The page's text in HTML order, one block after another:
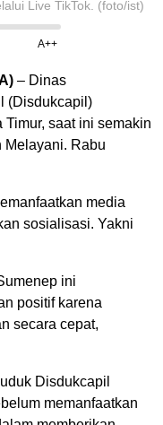
Live TikTok. (foto/ist)
A++
– Dinas
(Disdukcapil)
saat ini semakin
Melayani. Rabu
media
sosialisasi. Yakni
ini
positif karena
secara cepat,
Disdukcapil
memanfaatkan